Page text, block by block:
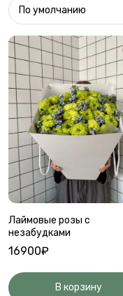
Лаймовые розы с
незабудками
16900₽
В корзину